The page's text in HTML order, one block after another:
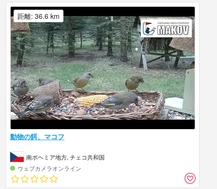
動物の餌、マコフ
南ボヘミア地方, チェコ共和国
ウェブカメラオンライン
距離: 36.6 km